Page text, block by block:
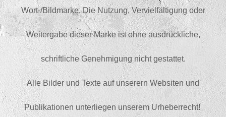
Wort-/Bildmarke, Die Nutzung, Vervielfältigung oder
Weitergabe dieser Marke ist ohne ausdrückliche,
schriftliche Genehmigung nicht gestattet.
Alle Bilder und Texte auf unserern Websiten und
Publikationen unterliegen unserem Urheberrecht!